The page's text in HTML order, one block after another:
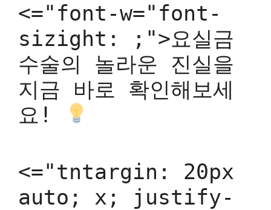
<="font-w="font-
sizight: ;">요실금
수술의 놀라운 진실을
지금 바로 확인해보세
요!
<="tntargin: 20px
auto; x; justify-